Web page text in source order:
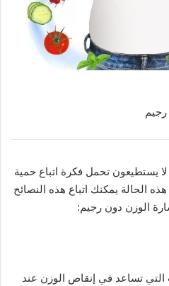
يستطيعون تحمل فكرة اتباع حمية
الحالة يمكنك اتباع هذه النصائح
الوزن دون رجيم:
التي تساعد في إنقاص الوزن عند